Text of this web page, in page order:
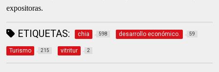
expositoras.
ETIQUETAS: chia 598 desarrollo económico. 59
Turismo 215 vitritur 2